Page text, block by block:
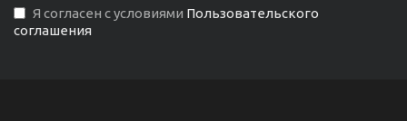
Я согласен с условиями Пользовательского
соглашения